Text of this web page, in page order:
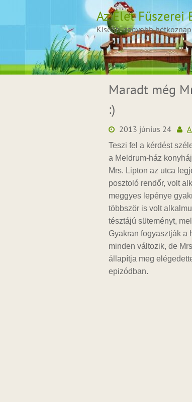
content
Az Élet Fűszerei
Kisebb-nagyobb
Maradt még
:)
2013 június 24
Teszi fel a kérdést
a Meldrum-ház
Mrs. Lipton az utca
posztoló rendőr, volt
meggyes lepénye
többször is volt
tésztájú süteményt,
Gyakran fogyasztják a
minden változik, de
állapítja meg
epizódban.